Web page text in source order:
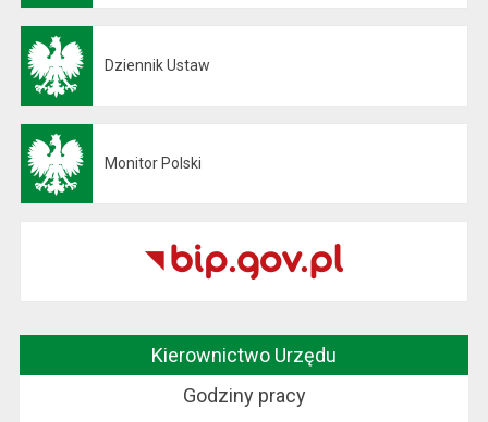
Dziennik Ustaw
Monitor Polski
Kierownictwo Urzędu
Godziny pracy